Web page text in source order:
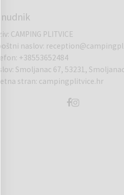
: CAMPING PLITVICE
naslov:
: +38553652484
: Smoljanac 67, 53231,
stran: campingplitvice.hr